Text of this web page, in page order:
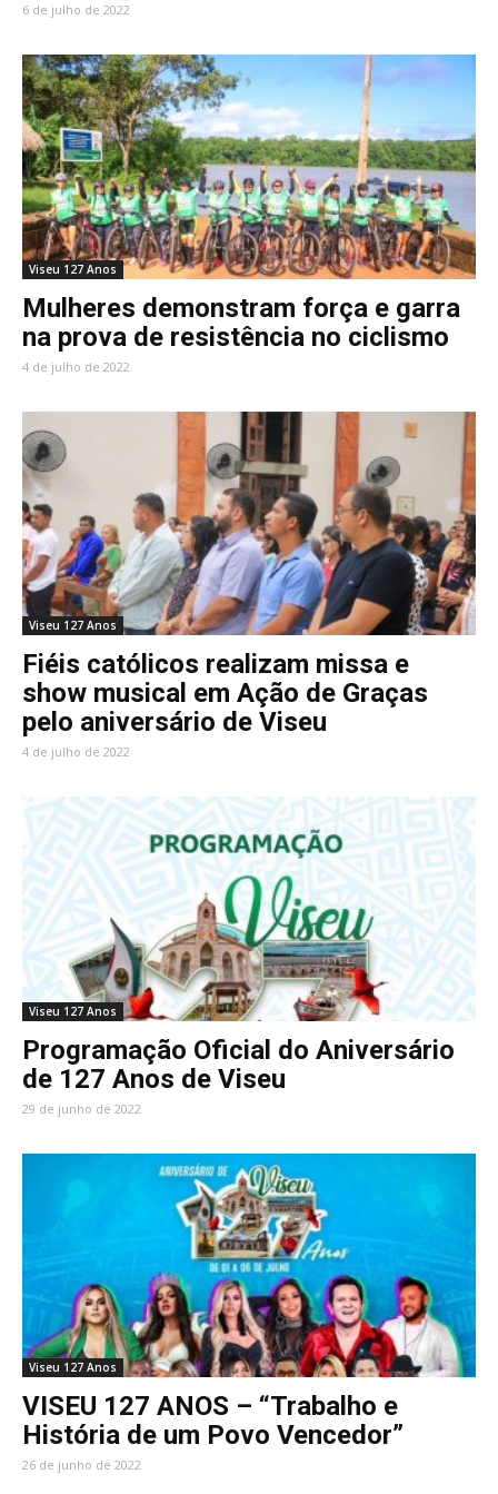
6 de julho de 2022
Viseu 127 Anos
Mulheres demonstram força e garra
na prova de resistência no ciclismo
4 de julho de 2022
Viseu 127 Anos
Fiéis católicos realizam missa e
show musical em Ação de Graças
pelo aniversário de Viseu
4 de julho de 2022
Viseu 127 Anos
Programação Oficial do Aniversário
de 127 Anos de Viseu
29 de junho de 2022
Viseu 127 Anos
VISEU 127 ANOS – “Trabalho e
História de um Povo Vencedor”
26 de junho de 2022